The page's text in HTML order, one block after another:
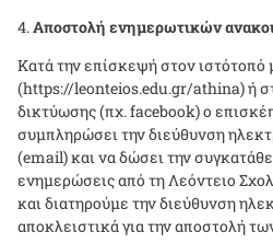
Αποστολή ενημερωτικών
Κατά την επίσκεψή στον ιστότοπό
(https://leonteios.edu.gr/athina) ή
δικτύωσης (πχ. facebook) ο
συμπληρώσει την διεύθυνση
(email) και να δώσει την
ενημερώσεις από τη Λεόντειο
και διατηρούμε την διεύθυνση
αποκλειστικά για την αποστολή